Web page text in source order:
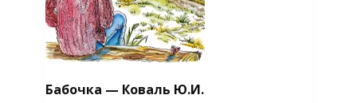
Бабочка — Коваль Ю.И.